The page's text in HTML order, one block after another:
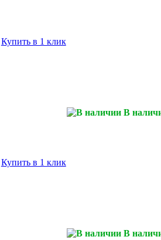
Купить в 1 клик
В
Купить в 1 клик
В